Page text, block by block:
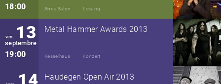
18:00 Soda Salon Lesung
ven. 13
septembre
19:00
Metal Hammer Awards 2013
Kesselhaus Konzert
Haudegen Open Air 2013